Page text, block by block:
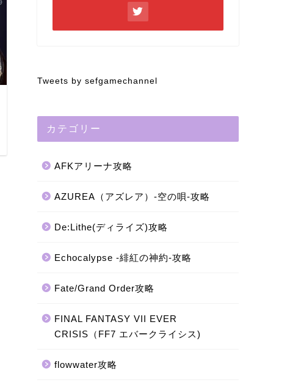
Tweets by sefgamechannel
カテゴリー
AFKアリーナ攻略
AZUREA（アズレア）-空の唄-攻略
De:Lithe(ディライズ)攻略
Echocalypse -緋紅の神約-攻略
Fate/Grand Order攻略
FINAL FANTASY VII EVER
CRISIS（FF7 エバークライシス)
flowwater攻略